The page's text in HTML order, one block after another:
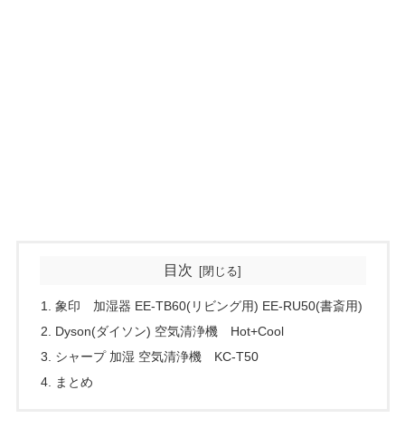
目次
象印 加湿器 EE-TB60(リビング用) EE-RU50(書斎用)
Dyson(ダイソン) 空気清浄機 Hot+Cool
シャープ 加湿 空気清浄機 KC-T50
まとめ